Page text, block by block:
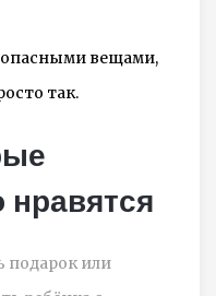
вещами,
так.
нравятся
подарок или